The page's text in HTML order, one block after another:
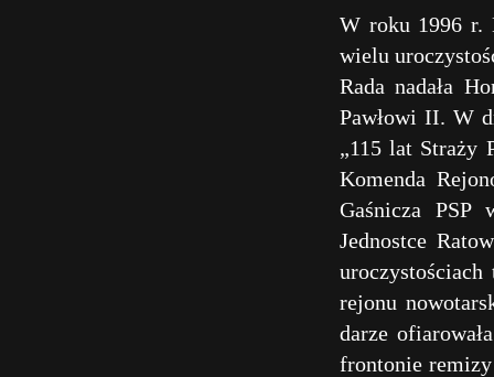
W roku 1996 r.
wielu
Rada nadała
Pawłowi II. W
„115 lat Straży
Komenda
Gaśnicza PSP
Jednostce
rejonu
darze
frontonie remizy